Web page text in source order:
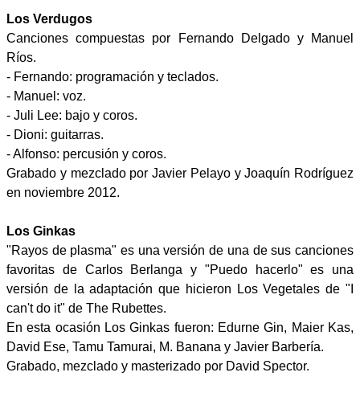
Los Verdugos
Canciones compuestas por Fernando Delgado y Manuel
Ríos.
- Fernando: programación y teclados.
- Manuel: voz.
- Juli Lee: bajo y coros.
- Dioni: guitarras.
- Alfonso: percusión y coros.
Grabado y mezclado por Javier Pelayo y Joaquín Rodríguez
en noviembre 2012.
Los Ginkas
"Rayos de plasma" es una versión de una de sus canciones
favoritas de Carlos Berlanga y "Puedo hacerlo" es una
versión de la adaptación que hicieron Los Vegetales de "I
can't do it" de The Rubettes.
En esta ocasión Los Ginkas fueron: Edurne Gin, Maier Kas,
David Ese, Tamu Tamurai, M. Banana y Javier Barbería.
Grabado, mezclado y masterizado por David Spector.